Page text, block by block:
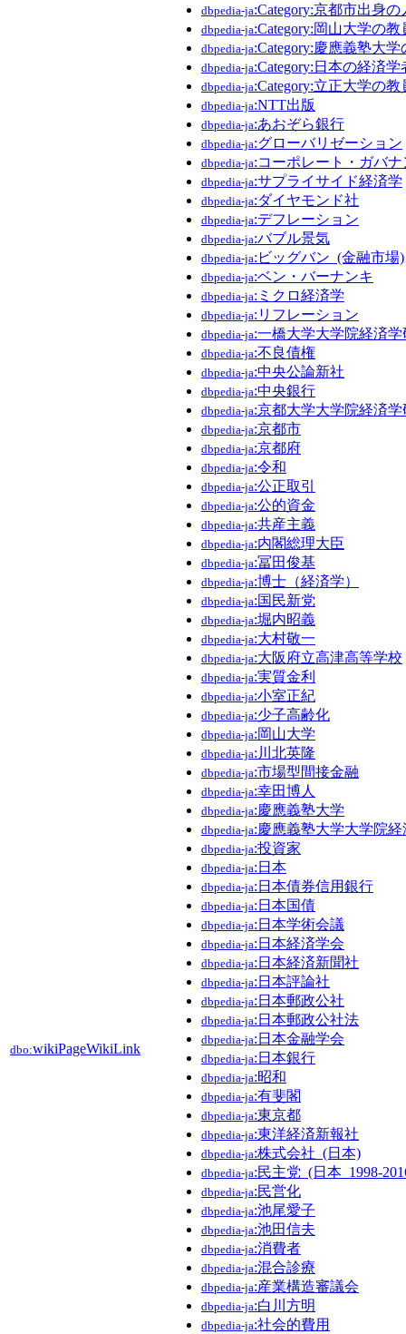
dbo:wikiPageWikiLink
dbpedia-ja:Category:京都市出身の
dbpedia-ja:Category:岡山大学の教
dbpedia-ja:Category:慶應義塾大学
dbpedia-ja:Category:日本の経済学
dbpedia-ja:Category:立正大学の教
dbpedia-ja:NTT出版
dbpedia-ja:あおぞら銀行
dbpedia-ja:グローバリゼーション
dbpedia-ja:コーポレート・ガバナ
dbpedia-ja:サプライサイド経済学
dbpedia-ja:ダイヤモンド社
dbpedia-ja:デフレーション
dbpedia-ja:バブル景気
dbpedia-ja:ビッグバン_(金融市場)
dbpedia-ja:ベン・バーナンキ
dbpedia-ja:ミクロ経済学
dbpedia-ja:リフレーション
dbpedia-ja:一橋大学大学院経済
dbpedia-ja:不良債権
dbpedia-ja:中央公論新社
dbpedia-ja:中央銀行
dbpedia-ja:京都大学大学院経済
dbpedia-ja:京都市
dbpedia-ja:京都府
dbpedia-ja:令和
dbpedia-ja:公正取引
dbpedia-ja:公的資金
dbpedia-ja:共産主義
dbpedia-ja:内閣総理大臣
dbpedia-ja:冨田俊基
dbpedia-ja:博士（経済学）
dbpedia-ja:国民新党
dbpedia-ja:堀内昭義
dbpedia-ja:大村敬一
dbpedia-ja:大阪府立高津高等学校
dbpedia-ja:実質金利
dbpedia-ja:小室正紀
dbpedia-ja:少子高齢化
dbpedia-ja:岡山大学
dbpedia-ja:川北英隆
dbpedia-ja:市場型間接金融
dbpedia-ja:幸田博人
dbpedia-ja:慶應義塾大学
dbpedia-ja:慶應義塾大学大学院
dbpedia-ja:投資家
dbpedia-ja:日本
dbpedia-ja:日本債券信用銀行
dbpedia-ja:日本国債
dbpedia-ja:日本学術会議
dbpedia-ja:日本経済学会
dbpedia-ja:日本経済新聞社
dbpedia-ja:日本評論社
dbpedia-ja:日本郵政公社
dbpedia-ja:日本郵政公社法
dbpedia-ja:日本金融学会
dbpedia-ja:日本銀行
dbpedia-ja:昭和
dbpedia-ja:有斐閣
dbpedia-ja:東京都
dbpedia-ja:東洋経済新報社
dbpedia-ja:株式会社_(日本)
dbpedia-ja:民主党_(日本_1998-
dbpedia-ja:民営化
dbpedia-ja:池尾愛子
dbpedia-ja:池田信夫
dbpedia-ja:消費者
dbpedia-ja:混合診療
dbpedia-ja:産業構造審議会
dbpedia-ja:白川方明
dbpedia-ja:社会的費用